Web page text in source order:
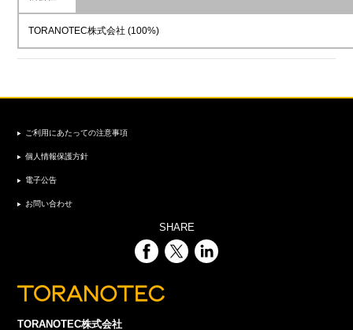
TORANOTEC株式会社 (100%)
ご利用にあたっての注意事項
個人情報保護方針
電子公告
お問い合わせ
SHARE
TORANOTEC株式会社